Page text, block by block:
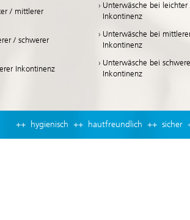
/ mittlerer
/ schwerer
Inkontinenz
Unterwäsche bei
Inkontinenz
Unterwäsche bei
Inkontinenz
Unterwäsche bei
Inkontinenz
++ hygienisch ++ hautfreundlich ++ sicher